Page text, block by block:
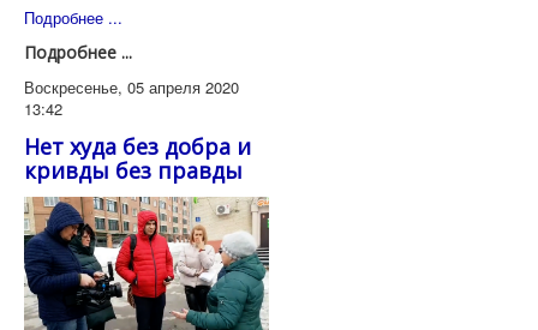
Подробнее ...
Подробнее ...
Воскресенье, 05 апреля 2020
13:42
Нет худа без добра и
кривды без правды